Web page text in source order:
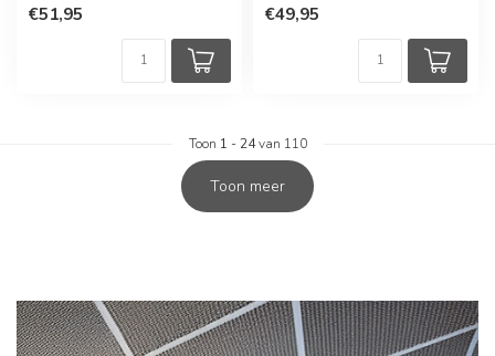
€51,95 €49,95
Toon 1 - 24van 110
Toon meer